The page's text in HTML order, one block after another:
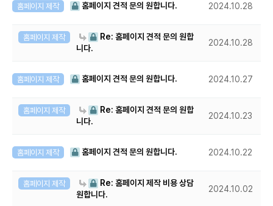
홈페이지 제작 홈페이지 견적 문의 원합니다. 2024.10.28
홈페이지 제작
Re: 홈페이지 견적 문의 원합
니다.
2024.10.28
홈페이지 제작 홈페이지 견적 문의 원합니다. 2024.10.27
홈페이지 제작
Re: 홈페이지 견적 문의 원합
니다.
2024.10.23
홈페이지 제작 홈페이지 견적 문의 원합니다. 2024.10.22
홈페이지 제작
Re: 홈페이지 제작 비용 상담
원합니다.
2024.10.02